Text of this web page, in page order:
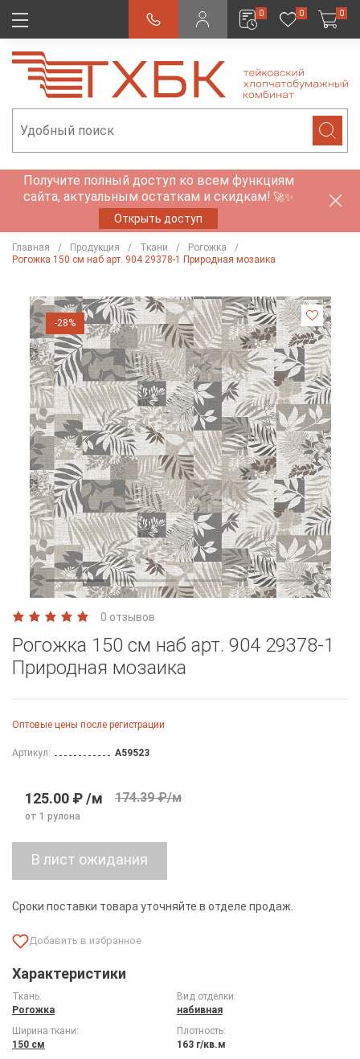
0 0 0
Получите полный доступ ко всем функциям
сайта, актуальным остаткам и скидкам! 🚀✨
Открыть доступ
Главная Продукция Ткани
Рогожка
Рогожка 150 см наб арт. 904 29378-1 Природная мозаика
-28%
0 отзывов
Рогожка 150 см наб арт. 904 29378-1
Природная мозаика
Оптовые цены после регистрации
Артикул: A59523
125.00 ₽ /м 174.39 ₽/м
от 1 рулона
Сроки поставки товара уточняйте в отделе продаж.
Характеристики
Ткань:
Рогожка
Вид отделки:
набивная
Ширина ткани:
150 см
Плотность:
163 г/кв.м